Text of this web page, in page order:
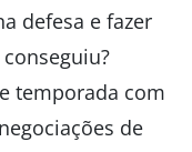
defesa e fazer
temporada com
de